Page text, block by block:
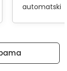
automatski